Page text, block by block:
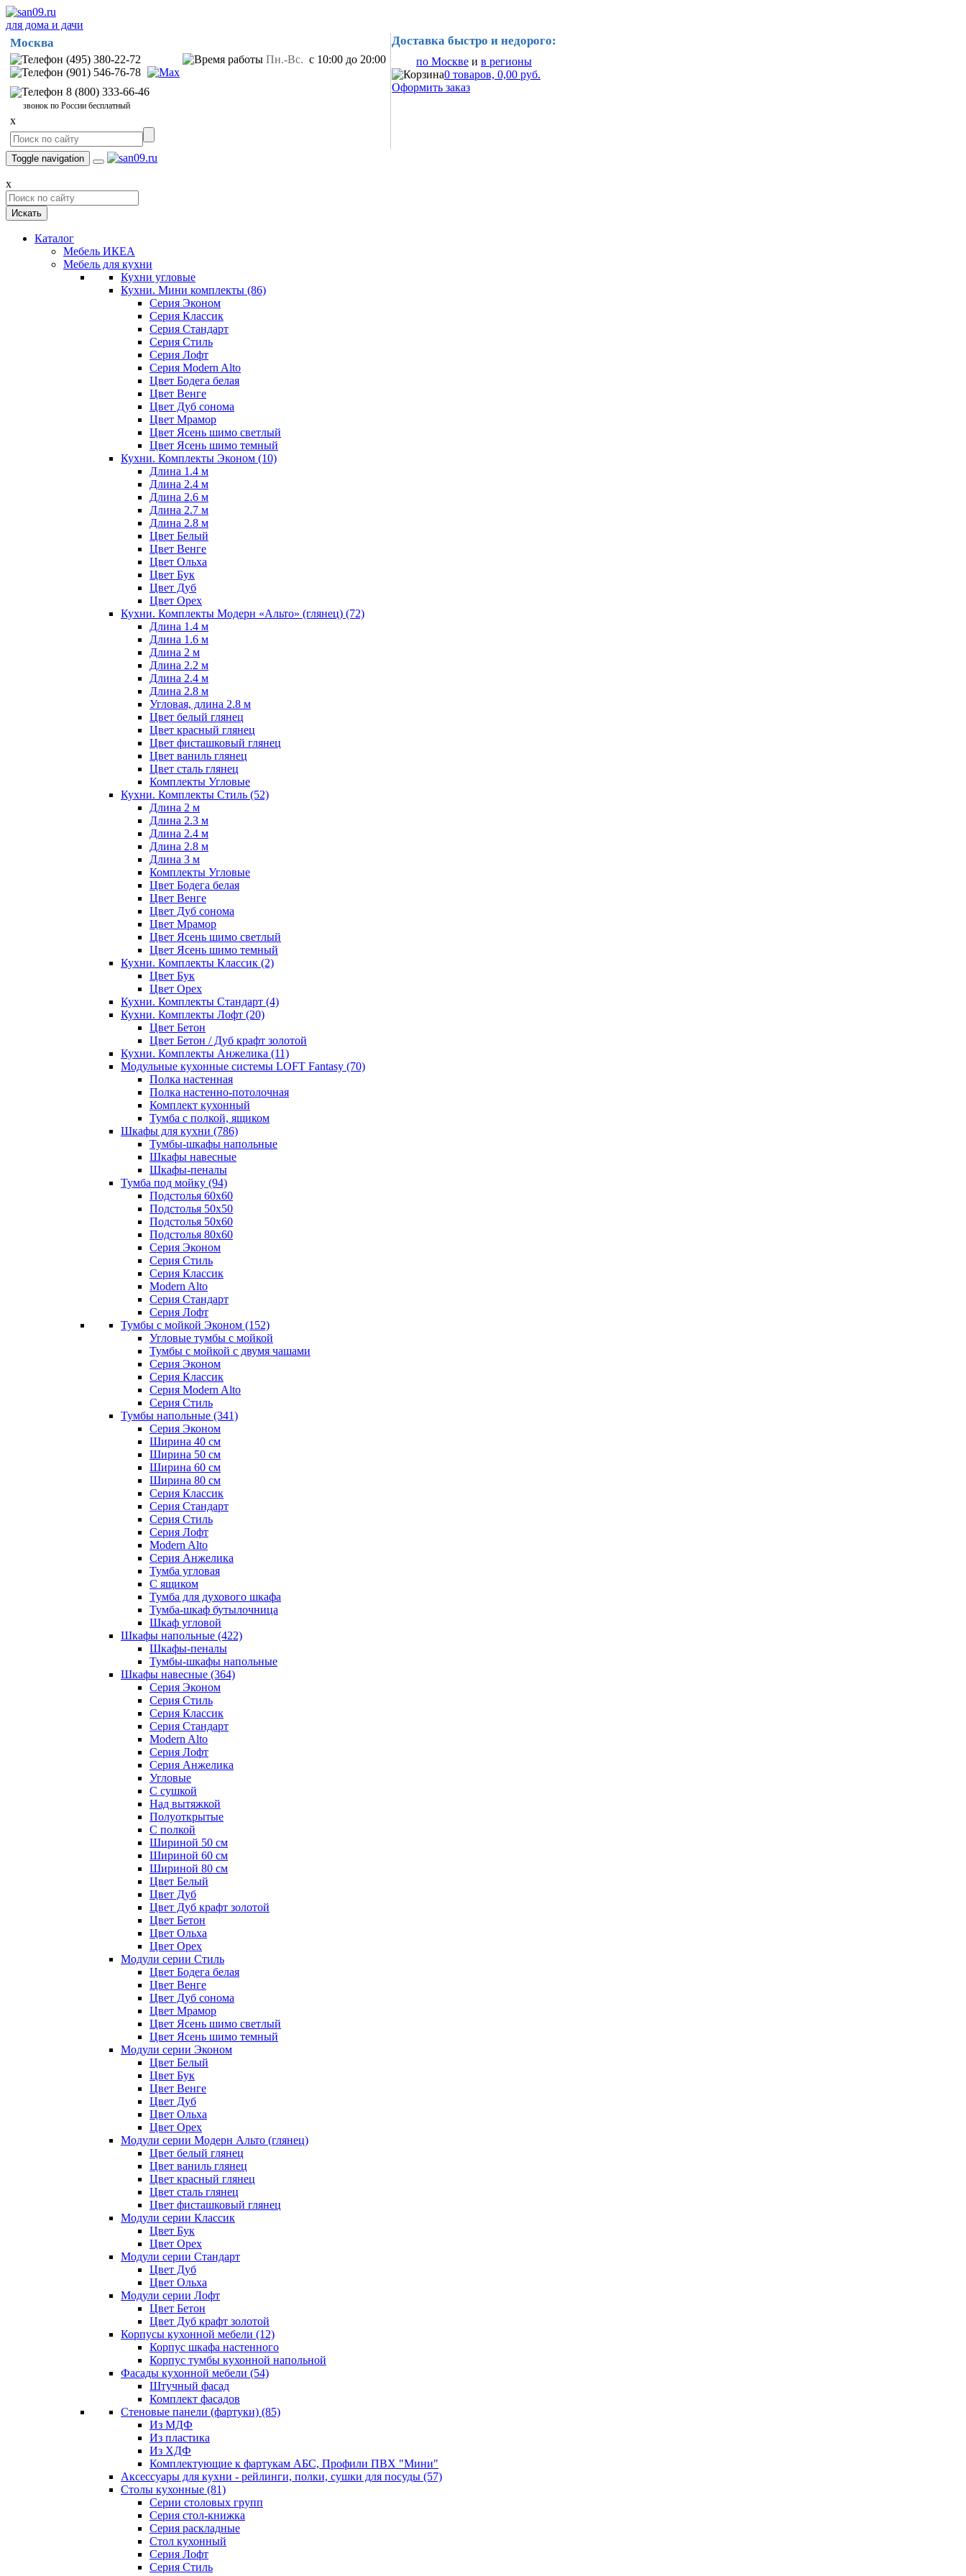
для дома и дачи
Москва
(495) 380-22-72
(901) 546-76-78
8 (800) 333-66-46
звонок по России бесплатный
Пн.-Вс. с 10:00 до 20:00
x
Доставка быстро и недорого:
по Москве и в регионы
0 товаров, 0,00 руб.
Оформить заказ
Toggle navigation
x
Искать
Каталог
Мебель ИКЕА
Мебель для кухни
Кухни угловые
Кухни. Мини комплекты (86)
Серия Эконом
Серия Классик
Серия Стандарт
Серия Стиль
Серия Лофт
Серия Modern Alto
Цвет Бодега белая
Цвет Венге
Цвет Дуб сонома
Цвет Мрамор
Цвет Ясень шимо светлый
Цвет Ясень шимо темный
Кухни. Комплекты Эконом (10)
Длина 1.4 м
Длина 2.4 м
Длина 2.6 м
Длина 2.7 м
Длина 2.8 м
Цвет Белый
Цвет Венге
Цвет Ольха
Цвет Бук
Цвет Дуб
Цвет Орех
Кухни. Комплекты Модерн «Альто» (глянец) (72)
Длина 1.4 м
Длина 1.6 м
Длина 2 м
Длина 2.2 м
Длина 2.4 м
Длина 2.8 м
Угловая, длина 2.8 м
Цвет белый глянец
Цвет красный глянец
Цвет фисташковый глянец
Цвет ваниль глянец
Цвет сталь глянец
Комплекты Угловые
Кухни. Комплекты Стиль (52)
Длина 2 м
Длина 2.3 м
Длина 2.4 м
Длина 2.8 м
Длина 3 м
Комплекты Угловые
Цвет Бодега белая
Цвет Венге
Цвет Дуб сонома
Цвет Мрамор
Цвет Ясень шимо светлый
Цвет Ясень шимо темный
Кухни. Комплекты Классик (2)
Цвет Бук
Цвет Орех
Кухни. Комплекты Стандарт (4)
Кухни. Комплекты Лофт (20)
Цвет Бетон
Цвет Бетон / Дуб крафт золотой
Кухни. Комплекты Анжелика (11)
Модульные кухонные системы LOFT Fantasy (70)
Полка настенная
Полка настенно-потолочная
Комплект кухонный
Тумба с полкой, ящиком
Шкафы для кухни (786)
Тумбы-шкафы напольные
Шкафы навесные
Шкафы-пеналы
Тумба под мойку (94)
Подстолья 60х60
Подстолья 50х50
Подстолья 50х60
Подстолья 80х60
Серия Эконом
Серия Стиль
Серия Классик
Modern Alto
Серия Стандарт
Серия Лофт
Тумбы с мойкой Эконом (152)
Угловые тумбы с мойкой
Тумбы с мойкой с двумя чашами
Серия Эконом
Серия Классик
Серия Modern Alto
Серия Стиль
Тумбы напольные (341)
Серия Эконом
Ширина 40 см
Ширина 50 см
Ширина 60 см
Ширина 80 см
Серия Классик
Серия Стандарт
Серия Стиль
Серия Лофт
Modern Alto
Серия Анжелика
Тумба угловая
С ящиком
Тумба для духового шкафа
Тумба-шкаф бутылочница
Шкаф угловой
Шкафы напольные (422)
Шкафы-пеналы
Тумбы-шкафы напольные
Шкафы навесные (364)
Серия Эконом
Серия Стиль
Серия Классик
Серия Стандарт
Modern Alto
Серия Лофт
Серия Анжелика
Угловые
С сушкой
Над вытяжкой
Полуоткрытые
С полкой
Шириной 50 см
Шириной 60 см
Шириной 80 см
Цвет Белый
Цвет Дуб
Цвет Дуб крафт золотой
Цвет Бетон
Цвет Ольха
Цвет Орех
Модули серии Стиль
Цвет Бодега белая
Цвет Венге
Цвет Дуб сонома
Цвет Мрамор
Цвет Ясень шимо светлый
Цвет Ясень шимо темный
Модули серии Эконом
Цвет Белый
Цвет Бук
Цвет Венге
Цвет Дуб
Цвет Ольха
Цвет Орех
Модули серии Модерн Альто (глянец)
Цвет белый глянец
Цвет ваниль глянец
Цвет красный глянец
Цвет сталь глянец
Цвет фисташковый глянец
Модули серии Классик
Цвет Бук
Цвет Орех
Модули серии Стандарт
Цвет Дуб
Цвет Ольха
Модули серии Лофт
Цвет Бетон
Цвет Дуб крафт золотой
Корпусы кухонной мебели (12)
Корпус шкафа настенного
Корпус тумбы кухонной напольной
Фасады кухонной мебели (54)
Штучный фасад
Комплект фасадов
Стеновые панели (фартуки) (85)
Из МДФ
Из пластика
Из ХДФ
Комплектующие к фартукам АБС, Профили ПВХ "Мини"
Аксессуары для кухни - рейлинги, полки, сушки для посуды (57)
Столы кухонные (81)
Серии столовых групп
Серия стол-книжка
Серия раскладные
Стол кухонный
Серия Лофт
Серия Стиль